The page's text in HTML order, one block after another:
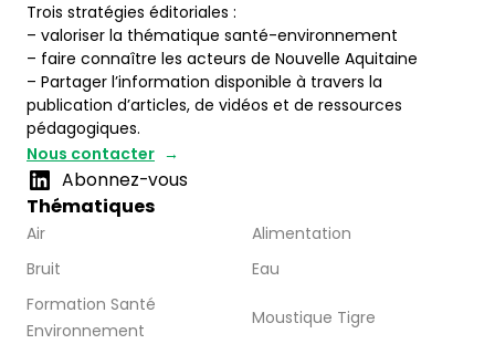
Trois stratégies éditoriales :
– valoriser la thématique santé-environnement
– faire connaître les acteurs de Nouvelle Aquitaine
– Partager l’information disponible à travers la
publication d’articles, de vidéos et de ressources
pédagogiques.
Nous contacter
Abonnez-vous
Thématiques
Air
Alimentation
Bruit
Eau
Formation Santé
Environnement
Moustique Tigre